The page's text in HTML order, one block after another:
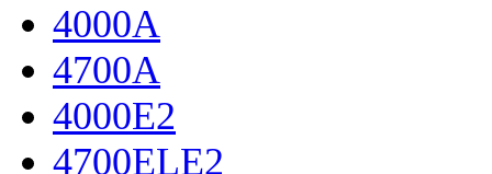
4000A
4700A
4000Е2
4700ELE2